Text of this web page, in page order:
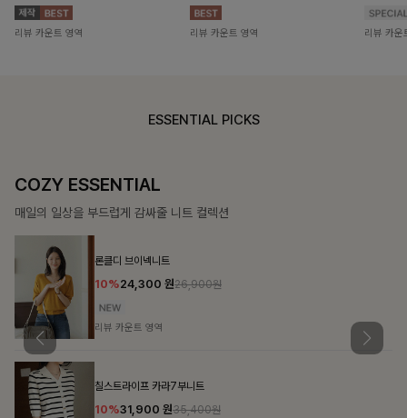
리뷰 카운트 영역 리뷰 카운트 영역 리뷰 카운
ESSENTIAL PICKS
COZY ESSENTIAL
매일의 일상을 부드럽게 감싸줄 니트 컬렉션
론클디 브이넥니트
10%24,300 원26,900원
리뷰 카운트 영역
칠스트라이프 카라7부니트
10%31,900 원35,400원